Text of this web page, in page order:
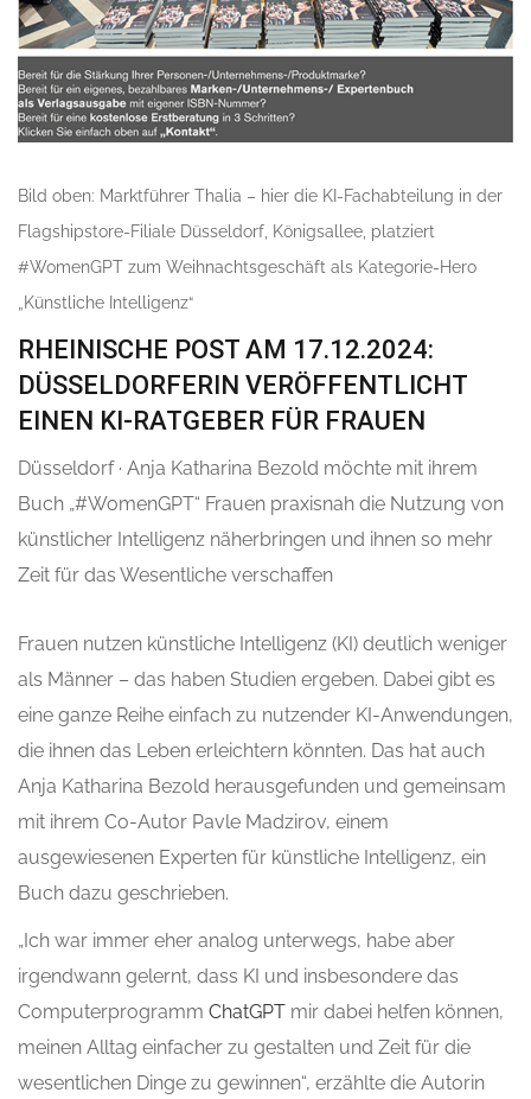
Bild oben: Marktführer Thalia – hier die KI-Fachabteilung in der
Flagshipstore-Filiale Düsseldorf, Königsallee, platziert
#WomenGPT zum Weihnachtsgeschäft als Kategorie-Hero
„Künstliche Intelligenz“
RHEINISCHE POST AM 17.12.2024:
DÜSSELDORFERIN VERÖFFENTLICHT
EINEN KI-RATGEBER FÜR FRAUEN
Düsseldorf · Anja Katharina Bezold möchte mit ihrem
Buch „#WomenGPT“ Frauen praxisnah die Nutzung von
künstlicher Intelligenz näherbringen und ihnen so mehr
Zeit für das Wesentliche verschaffen
Frauen nutzen künstliche Intelligenz (KI) deutlich weniger
als Männer – das haben Studien ergeben. Dabei gibt es
eine ganze Reihe einfach zu nutzender KI-Anwendungen,
die ihnen das Leben erleichtern könnten. Das hat auch
Anja Katharina Bezold herausgefunden und gemeinsam
mit ihrem Co-Autor Pavle Madzirov, einem
ausgewiesenen Experten für künstliche Intelligenz, ein
Buch dazu geschrieben.
„Ich war immer eher analog unterwegs, habe aber
irgendwann gelernt, dass KI und insbesondere das
Computerprogramm ChatGPT mir dabei helfen können,
meinen Alltag einfacher zu gestalten und Zeit für die
wesentlichen Dinge zu gewinnen“, erzählte die Autorin